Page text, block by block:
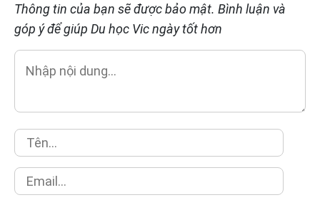
Thông tin của bạn sẽ được bảo mật. Bình luận và
góp ý để giúp Du học Vic ngày tốt hơn